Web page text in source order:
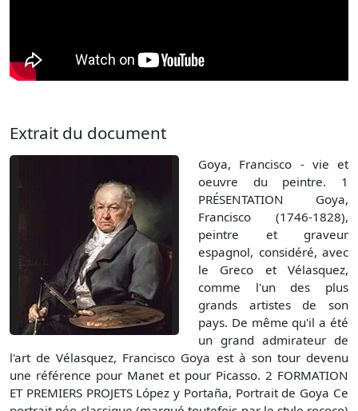
Extrait du document
Goya, Francisco - vie et
oeuvre du peintre. 1
PRÉSENTATION Goya,
Francisco (1746-1828),
peintre et graveur
espagnol, considéré, avec
le Greco et Vélasquez,
comme l'un des plus
grands artistes de son
pays. De même qu'il a été
un grand admirateur de
l'art de Vélasquez, Francisco Goya est à son tour devenu
une référence pour Manet et pour Picasso. 2 FORMATION
ET PREMIERS PROJETS López y Portaña, Portrait de Goya Ce